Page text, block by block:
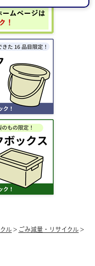
ル > ごみ減量・リサイクル >